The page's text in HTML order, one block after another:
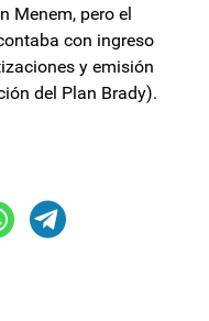
Menem, pero el
con ingreso
y emisión
del Plan Brady).
asegurados, Martín
que el Gobierno